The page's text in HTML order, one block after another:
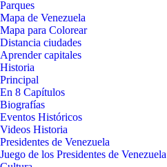
Parques
Mapa de Venezuela
Mapa para Colorear
Distancia ciudades
Aprender capitales
Historia
Principal
En 8 Capítulos
Biografías
Eventos Históricos
Videos Historia
Presidentes de Venezuela
Juego de los Presidentes de Venezuela